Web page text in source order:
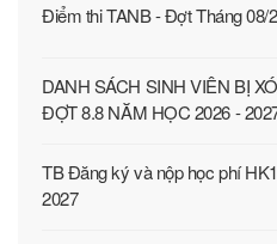
Điểm thi TANB - Đợt Tháng 08/
DANH SÁCH SINH VIÊN BỊ
ĐỢT 8.8 NĂM HỌC 2026 -
TB Đăng ký và nộp học phí
2027